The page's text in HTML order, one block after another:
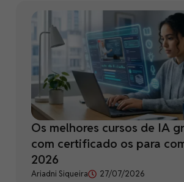
Os melhores cursos de IA
com certificado os para
2026
Ariadni Siqueira 27/07/2026